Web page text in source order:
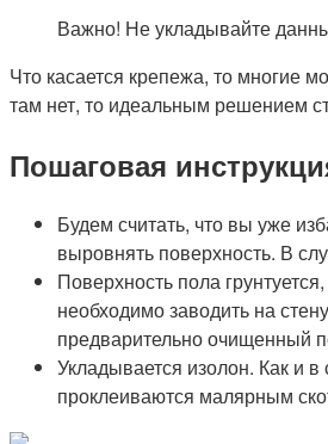
Важно! Не укладывайте
Что касается крепежа, то многие
там нет, то идеальным решением
Пошаговая
Будем считать, что вы уже
выровнять поверхность. В
Поверхность пола
необходимо заводить на
предварительно очищенный
Укладывается изолон. Как и
проклеиваются малярным